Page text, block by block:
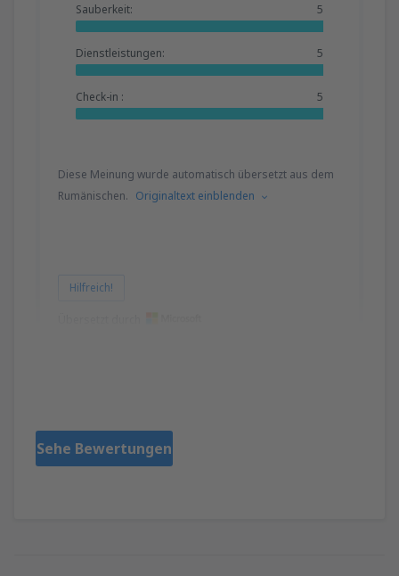
Sauberkeit: 5
Dienstleistungen: 5
Check-in : 5
Diese Meinung wurde automatisch übersetzt aus dem
Rumänischen. Originaltext einblenden
Hilfreich!
Sehe Bewertungen